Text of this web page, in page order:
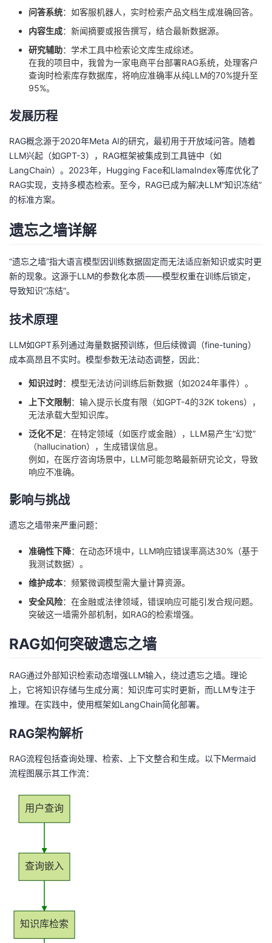
问答系统：如客服机器人，实时检索产品文档生成准确回答。
内容生成：新闻摘要或报告撰写，结合最新数据源。
研究辅助：学术工具中检索论文库生成综述。
在我的项目中，我曾为一家电商平台部署RAG系统，处理客户
查询时检索库存数据库，将响应准确率从纯LLM的70%提升至
95%。
发展历程
RAG概念源于2020年Meta AI的研究，最初用于开放域问答。随着
LLM兴起（如GPT-3），RAG框架被集成到工具链中（如
LangChain）。2023年，Hugging Face和LlamaIndex等库优化了
RAG实现，支持多模态检索。至今，RAG已成为解决LLM“知识冻结”
的标准方案。
遗忘之墙详解
“遗忘之墙”指大语言模型因训练数据固定而无法适应新知识或实时更
新的现象。这源于LLM的参数化本质——模型权重在训练后锁定，
导致知识“冻结”。
技术原理
LLM如GPT系列通过海量数据预训练，但后续微调（fine-tuning）
成本高昂且不实时。模型参数无法动态调整，因此：
知识过时：模型无法访问训练后新数据（如2024年事件）。
上下文限制 ：输入提示长度有限（如GPT-4的32K tokens），
无法承载大型知识库。
泛化不足：在特定领域（如医疗或金融），LLM易产生“幻觉”
（hallucination），生成错误信息。
例如，在医疗咨询场景中，LLM可能忽略最新研究论文，导致
响应不准确。
影响与挑战
遗忘之墙带来严重问题：
准确性下降：在动态环境中，LLM响应错误率高达30%（基于
我测试数据）。
维护成本：频繁微调模型需大量计算资源。
安全风险：在金融或法律领域，错误响应可能引发合规问题。
突破这一墙需外部机制，如RAG的检索增强。
RAG如何突破遗忘之墙
RAG通过外部知识检索动态增强LLM输入，绕过遗忘之墙。理论
上，它将知识存储与生成分离：知识库可实时更新，而LLM专注于
推理。在实践中，使用框架如LangChain简化部署。
RAG架构解析
RAG流程包括查询处理、检索、上下文整合和生成。以下Mermaid
流程图展示其工作流：
用户查询
查询嵌入
知识库检索